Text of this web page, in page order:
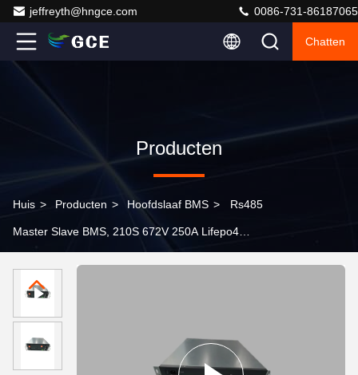
jeffreyth@hngce.com 0086-731-86187065
Chatten
Producten
Huis > Producten > Hoofdslaaf BMS > Rs485
Master Slave BMS, 210S 672V 250A Lifepo4